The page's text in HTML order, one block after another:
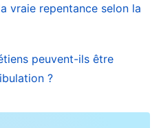
fait des millénaires
ancrés en nous.
la méchanceté, le
vraie repentance selon la
peuvent-ils être
?